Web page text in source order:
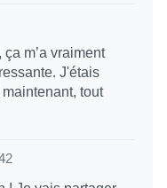
m’a vraiment
J'étais
tout